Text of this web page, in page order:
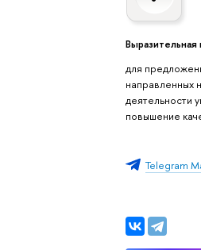
Выразительная
для
направленных
деятельности
повышение
Telegram